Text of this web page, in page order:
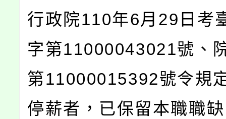
行政院110年6月29日考
字第11000043021號、
第11000015392號令規
停薪者，已保留本職職